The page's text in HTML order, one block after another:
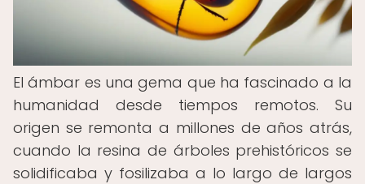
El ámbar es una gema que ha fascinado a la
humanidad desde tiempos remotos. Su
origen se remonta a millones de años atrás,
cuando la resina de árboles prehistóricos se
solidificaba y fosilizaba a lo largo de largos